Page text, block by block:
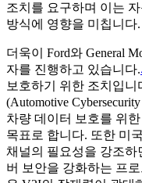
조치를 요구하며 이는
방식에 영향을 미칩니다.
더욱이 Ford와 General
자를 진행하고 있습니다.
보호하기 위한 조치입
(Automotive
차량 데이터 보호를 위
목표로 합니다. 또한 미
채널의 필요성을 강조하
버 보안을 강화하는 프